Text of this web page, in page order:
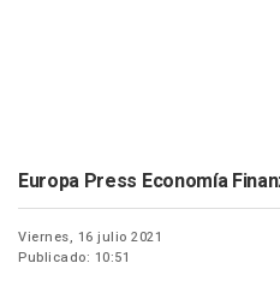
Europa Press Economía
Viernes, 16 julio 2021
Publicado: 10:51